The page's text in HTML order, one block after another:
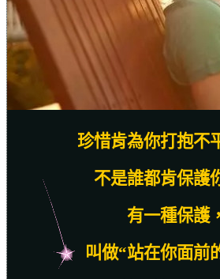
珍惜肯為你打抱不
不是誰都肯保護
有一種保護，
叫做“站在你面前